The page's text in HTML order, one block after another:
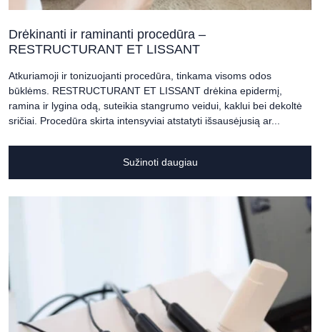
Drėkinanti ir raminanti procedūra –
RESTRUCTURANT ET LISSANT
Atkuriamoji ir tonizuojanti procedūra, tinkama visoms odos
būklėms. RESTRUCTURANT ET LISSANT drėkina epidermį,
ramina ir lygina odą, suteikia stangrumo veidui, kaklui bei dekoltė
sričiai. Procedūra skirta intensyviai atstatyti išsausėjusią ar...
Sužinoti daugiau